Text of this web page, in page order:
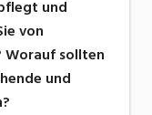
und
von
Worauf sollten
und